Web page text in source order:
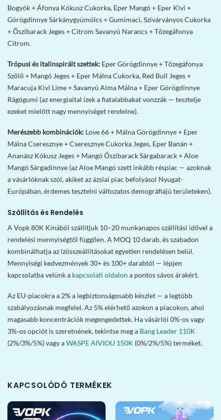
Bogyók + Áfonya Kókusz Cukorka, Eper Mangó + Eper Kivi +
Görögdinnye Sárkánygyümölcs + Gumimaci, Szivárványos Cukorka
+ Őszibarack Jeges + Citrom Savanyú Narancs + Tőzegáfonya
Citrom.
Trópusi és italinspirált szettek: Eper Görögdinnye + Tőzegáfonya
Szőlő + Mangó Jeges + Eper Málna Cukorka, Red Bull Jeges +
Maracuja Kivi Lime + Savanyú Alma Málna + Eper Görögdinnye
Rágógumi (az energiaital ízek a fiatalabbakat vonzzák — tesztelje
ezeket mielőtt nagy mennyiséget rendelne).
Merészebb kombinációk: Love 66 + Málna Görögdinnye + Eper
Málna Cseresznye + Cseresznye Cukorka Jeges, Eper Banán +
Ananász Kókusz Jeges + Mangó Őszibarack Sárgabarack + Aloe
Mangó Sárgadinnye (az Aloe Mangó szett inkább réspiac — azoknak
a vásárlóknak szól, akiket az ázsiai piac befolyásol Nyugat-
Európában, érdemes tesztelni változatos demográfiájú területeken).
Szállítás és Rendelés
A Vopk 80K Kínából szállítjuk 10–20 munkanapos szállítási idővel a
rendelési mennyiségtől függően. A MOQ 10 darab, és szabadon
kombinálhatja az ízösszeállításokat egyetlen rendelésen belül.
Mennyiségi kedvezmények 30+ és 100+ darabtól — lépjen
kapcsolatba velünk a kapcsolati oldalon a pontos sávos árakért.
Az EU-piacokra a 2% a legbiztonságosabb készlet — a legtöbb
szabályozásnak megfelel. Az 5% elérhető azokon a piacokon, ahol
magasabb koncentrációk megengedettek. Ha vásárlói 0%-os vagy
3%-os opciót is szeretnének, tekintse meg a Bang Leader 110K
(2%/3%/5%) vagy aWASPE AIVIOU 150K (0%/2%/5%) terméket.
KAPCSOLÓDÓ TERMÉKEK